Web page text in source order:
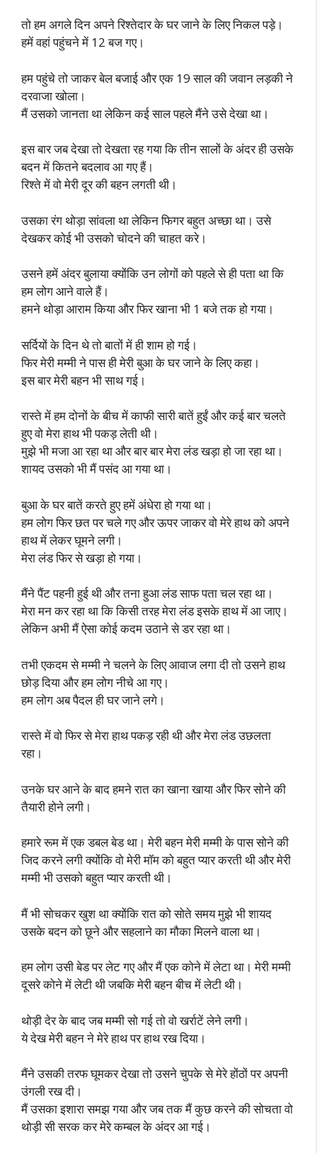
तो हम अगले दिन अपने रिश्तेदार के घर जाने के लिए निकल पड़े।
हमें वहां पहुंचने में 12 बज गए।
हम पहुंचे तो जाकर बेल बजाई और एक 19 साल की जवान लड़की ने
दरवाजा खोला।
मैं उसको जानता था लेकिन कई साल पहले मैंने उसे देखा था।
इस बार जब देखा तो देखता रह गया कि तीन सालों के अंदर ही उसके
बदन में कितने बदलाव आ गए हैं।
रिश्ते में वो मेरी दूर की बहन लगती थी।
उसका रंग थोड़ा सांवला था लेकिन फिगर बहुत अच्छा था। उसे
देखकर कोई भी उसको चोदने की चाहत करे।
उसने हमें अंदर बुलाया क्योंकि उन लोगों को पहले से ही पता था कि
हम लोग आने वाले हैं।
हमने थोड़ा आराम किया और फिर खाना भी 1 बजे तक हो गया।
सर्दियों के दिन थे तो बातों में ही शाम हो गई।
फिर मेरी मम्मी ने पास ही मेरी बुआ के घर जाने के लिए कहा।
इस बार मेरी बहन भी साथ गई।
रास्ते में हम दोनों के बीच में काफी सारी बातें हुईं और कई बार चलते
हुए वो मेरा हाथ भी पकड़ लेती थी।
मुझे भी मजा आ रहा था और बार बार मेरा लंड खड़ा हो जा रहा था।
शायद उसको भी मैं पसंद आ गया था।
बुआ के घर बातें करते हुए हमें अंधेरा हो गया था।
हम लोग फिर छत पर चले गए और ऊपर जाकर वो मेरे हाथ को अपने
हाथ में लेकर घूमने लगी।
मेरा लंड फिर से खड़ा हो गया।
मैंने पैंट पहनी हुई थी और तना हुआ लंड साफ पता चल रहा था।
मेरा मन कर रहा था कि किसी तरह मेरा लंड इसके हाथ में आ जाए।
लेकिन अभी मैं ऐसा कोई कदम उठाने से डर रहा था।
तभी एकदम से मम्मी ने चलने के लिए आवाज लगा दी तो उसने हाथ
छोड़ दिया और हम लोग नीचे आ गए।
हम लोग अब पैदल ही घर जाने लगे।
रास्ते में वो फिर से मेरा हाथ पकड़ रही थी और मेरा लंड उछलता
रहा।
उनके घर आने के बाद हमने रात का खाना खाया और फिर सोने की
तैयारी होने लगी।
हमारे रूम में एक डबल बेड था। मेरी बहन मेरी मम्मी के पास सोने की
जिद करने लगी क्योंकि वो मेरी मॉम को बहुत प्यार करती थी और मेरी
मम्मी भी उसको बहुत प्यार करती थी।
मैं भी सोचकर खुश था क्योंकि रात को सोते समय मुझे भी शायद
उसके बदन को छूने और सहलाने का मौका मिलने वाला था।
हम लोग उसी बेड पर लेट गए और मैं एक कोने में लेटा था। मेरी मम्मी
दूसरे कोने में लेटी थी जबकि मेरी बहन बीच में लेटी थी।
थोड़ी देर के बाद जब मम्मी सो गई तो वो खर्राटें लेने लगी।
ये देख मेरी बहन ने मेरे हाथ पर हाथ रख दिया।
मैंने उसकी तरफ घूमकर देखा तो उसने चुपके से मेरे होंठों पर अपनी
उंगली रख दी।
मैं उसका इशारा समझ गया और जब तक मैं कुछ करने की सोचता वो
थोड़ी सी सरक कर मेरे कम्बल के अंदर आ गई।